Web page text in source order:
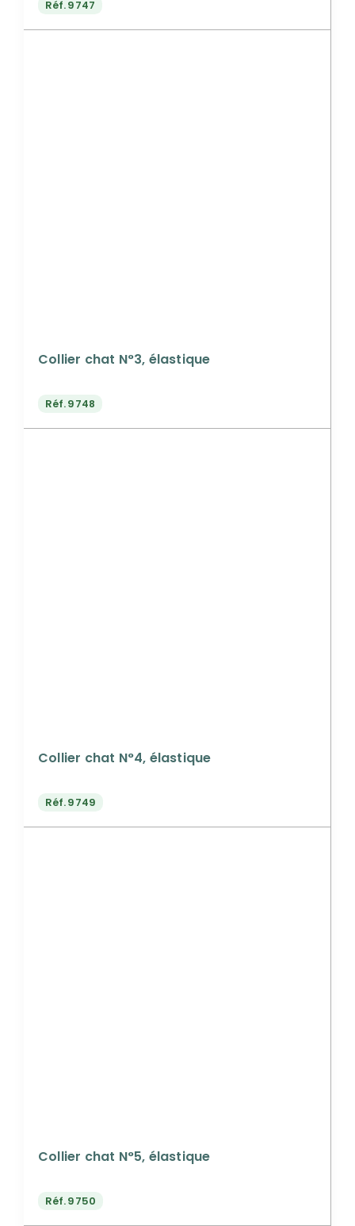
Réf.9747
Collier chat N°3, élastique
Réf.9748
Collier chat N°4, élastique
Réf.9749
Collier chat N°5, élastique
Réf.9750